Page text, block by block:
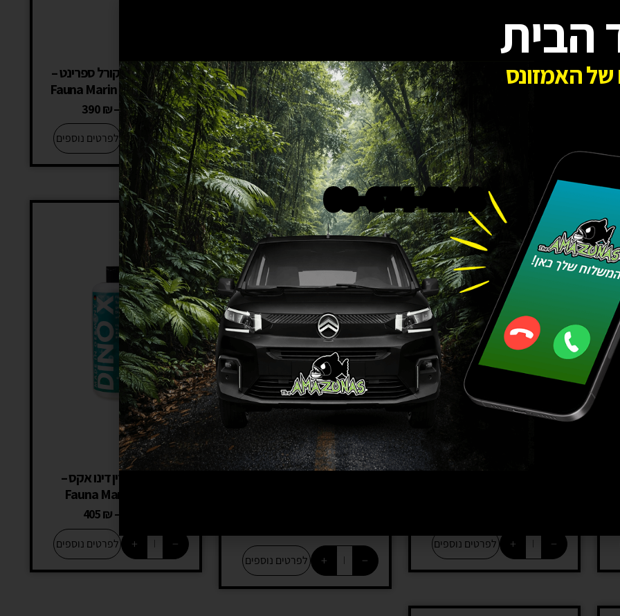
פאונה מארין ארקטיק פלנקטון
– Fauna Marin Arctic
119
הוספה לסל
מוריד נוטריינטים בריף פאונה
מארין – Fauna Marin Bacto
Energy
120₪
–
325₪
−
+ לפרטים נוספים
פאונה מארין קורל ספרינט –
Fauna Marin Coral Sprint
124₪
–
390₪
−
+ לפרטים נוספים
−
+ לפרטים נוספים
−
+ לפרטים נוספים
פאונה מארין דינו אקס –
Fauna Marin Dino X
–
405₪
−
+ לפרטים נוספים
הבית
האמזונס
08-674-4248